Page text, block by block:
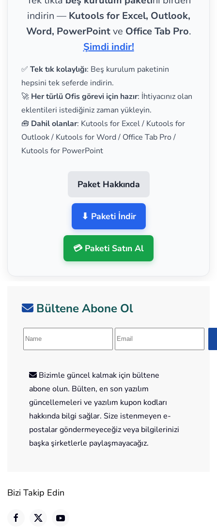
indirin — Kutools for Excel, Outlook,
Word, PowerPointve Office Tab Pro.
Şimdi indir!
✅ Tek tık kolaylığı: Beş kurulum paketinin
hepsini tek seferde indirin.
🚀 Her türlü Ofis görevi için hazır: İhtiyacınız olan
eklentileri istediğiniz zaman yükleyin.
🧰 Dahil olanlar: Kutools for Excel / Kutools for
Outlook / Kutools for Word / Office Tab Pro /
Kutools for PowerPoint
Paket Hakkında
⬇ Paketi İndir
💳 Paketi Satın Al
Bültene Abone Ol
Bizimle güncel kalmak için bültene
abone olun. Bülten, en son yazılım
güncellemeleri ve yazılım kupon kodları
hakkında bilgi sağlar. Size istenmeyen e-
postalar göndermeyeceğiz veya bilgilerinizi
başka şirketlerle paylaşmayacağız.
Bizi Takip Edin